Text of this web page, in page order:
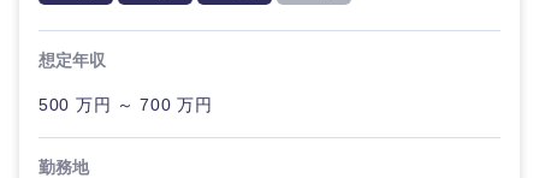
想定年収
500 万円 ～ 700 万円
勤務地